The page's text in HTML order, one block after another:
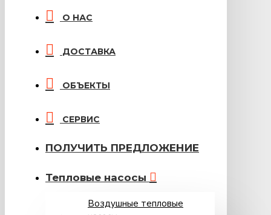
О НАС
ДОСТАВКА
ОБЪЕКТЫ
СЕРВИС
ПОЛУЧИТЬ ПРЕДЛОЖЕНИЕ
Тепловые насосы
Воздушные тепловые